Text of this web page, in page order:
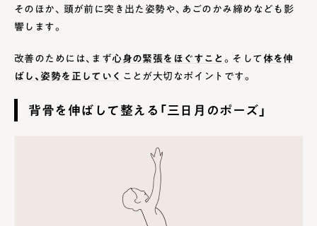
そのほか、 頭が前に突き出た姿勢や、あごのかみ締めなども影
響します。
改善のためには、まず心身の緊張をほぐすこと 。そして体を伸
ばし、姿勢を正していく ことが大切なポイントです。
背骨を伸ばして整える「三日月のポーズ」